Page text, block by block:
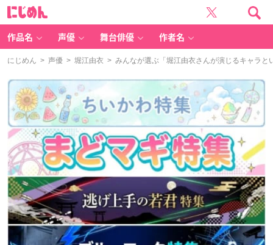
作品名 声優 舞台俳優 作者名
にじめん > 声優 > 堀江由衣 > みんなが選ぶ「堀江由衣さんが演じるキャラ